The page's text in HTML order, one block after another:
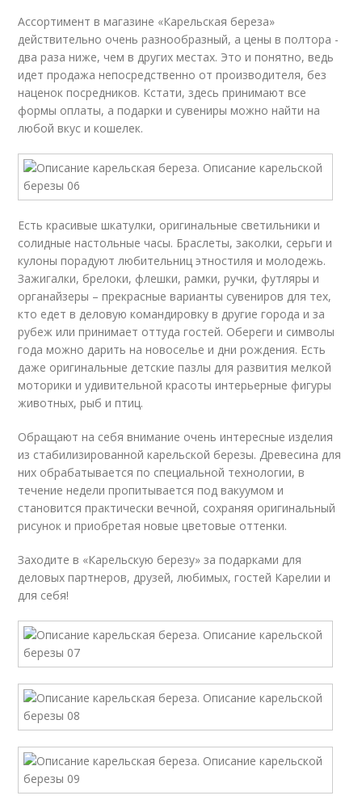
Ассортимент в магазине «Карельская береза»
действительно очень разнообразный, а цены в полтора -
два раза ниже, чем в других местах. Это и понятно, ведь
идет продажа непосредственно от производителя, без
наценок посредников. Кстати, здесь принимают все
формы оплаты, а подарки и сувениры можно найти на
любой вкус и кошелек.
Есть красивые шкатулки, оригинальные светильники и
солидные настольные часы. Браслеты, заколки, серьги и
кулоны порадуют любительниц этностиля и молодежь.
Зажигалки, брелоки, флешки, рамки, ручки, футляры и
органайзеры – прекрасные варианты сувениров для тех,
кто едет в деловую командировку в другие города и за
рубеж или принимает оттуда гостей. Обереги и символы
года можно дарить на новоселье и дни рождения. Есть
даже оригинальные детские пазлы для развития мелкой
моторики и удивительной красоты интерьерные фигуры
животных, рыб и птиц.
Обращают на себя внимание очень интересные изделия
из стабилизированной карельской березы. Древесина для
них обрабатывается по специальной технологии, в
течение недели пропитывается под вакуумом и
становится практически вечной, сохраняя оригинальный
рисунок и приобретая новые цветовые оттенки.
Заходите в «Карельскую березу» за подарками для
деловых партнеров, друзей, любимых, гостей Карелии и
для себя!